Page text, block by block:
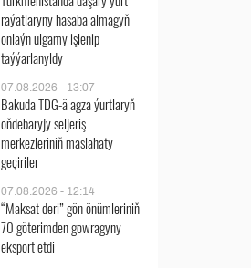
raýatlaryny hasaba almagyň
onlaýn ulgamy işlenip
taýýarlanyldy
07.08.2026 - 13:07
Bakuda TDG-ä agza ýurtlaryň
öňdebaryjy seljeriş
merkezleriniň maslahaty
geçiriler
07.08.2026 - 12:14
“Maksat deri” gön önümleriniň
70 göterimden gowragyny
eksport etdi